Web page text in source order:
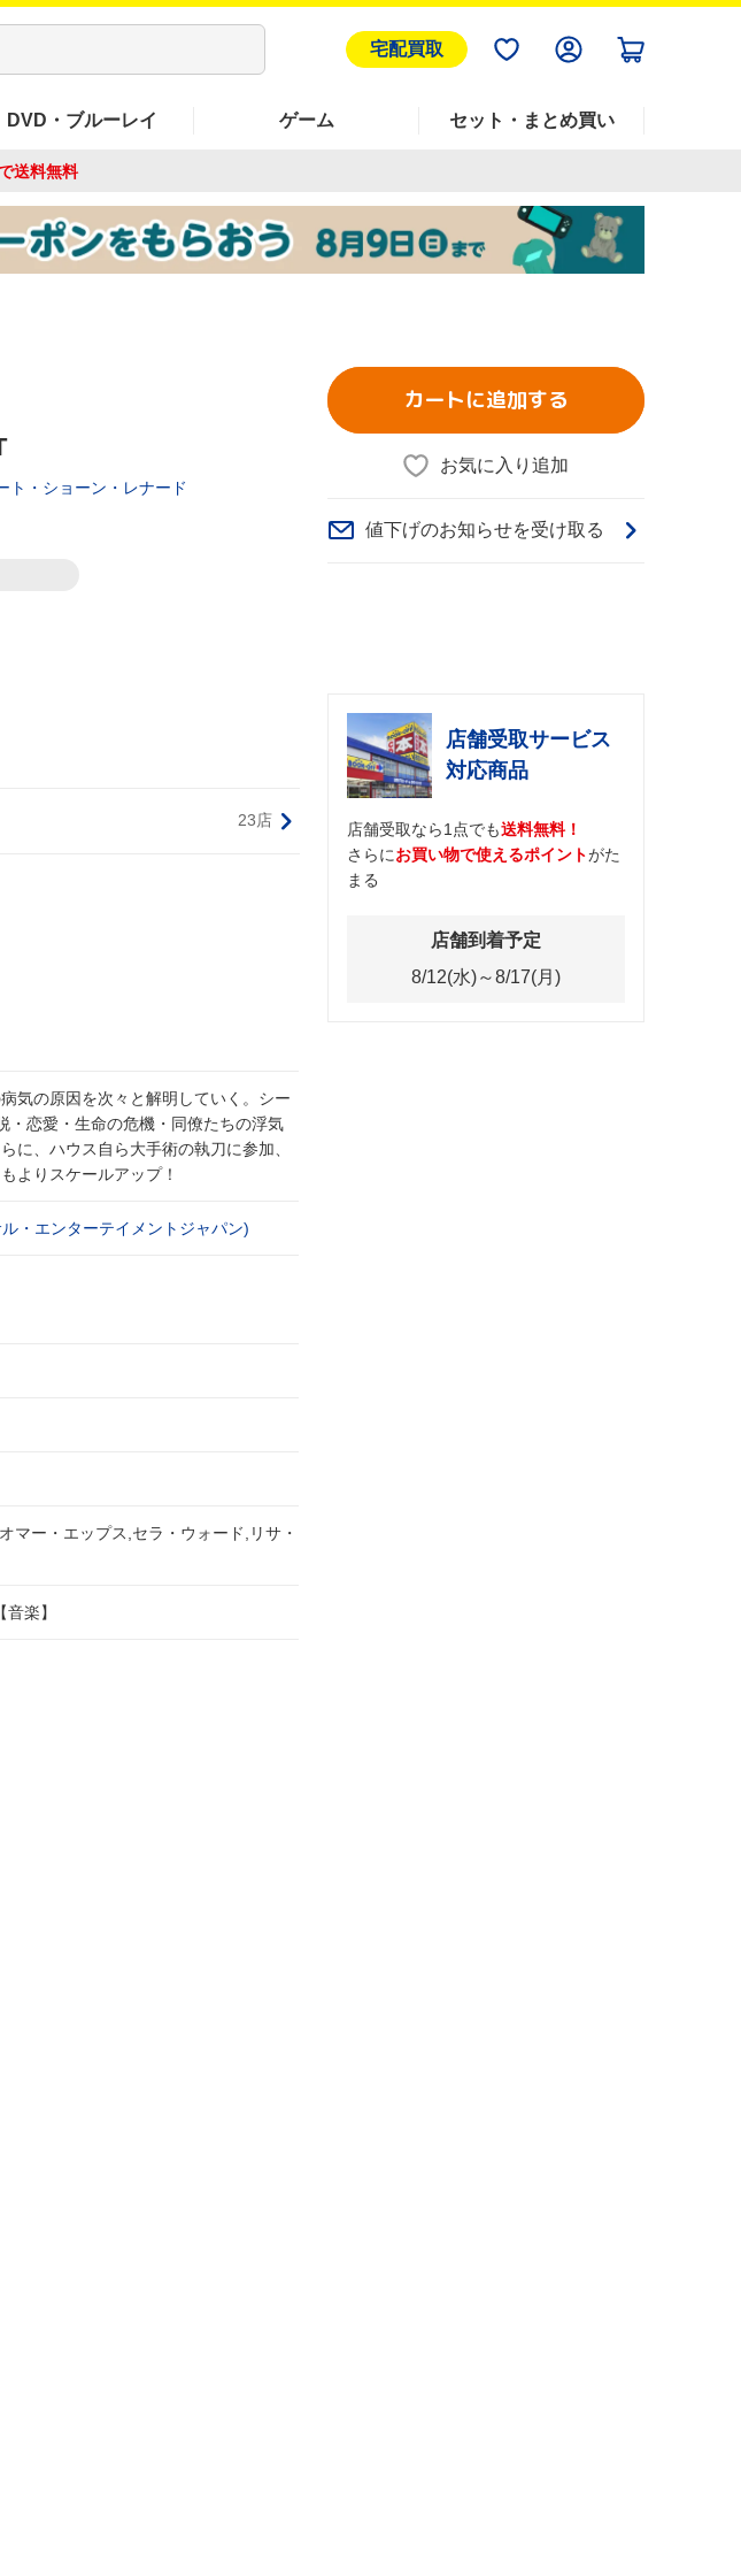
宅配買取
DVD・ブルーレイ ゲーム セット・まとめ買い
送料無料
ト・ショーン・レナード
23店
気の原因を次々と解明していく。シー
・恋愛・生命の危機・同僚たちの浮気
に、ハウス自ら大手術の執刀に参加、
よりスケールアップ！
・エンターテイメントジャパン)
マー・エップス,セラ・ウォード,リサ・
楽】
カートに追加する
お気に入り追加
値下げのお知らせを受け取る
店舗受取サービス
対応商品
店舗受取なら1点でも送料無料！
さらにお買い物で使えるポイントがた
まる
店舗到着予定
8/12(水)～8/17(月)